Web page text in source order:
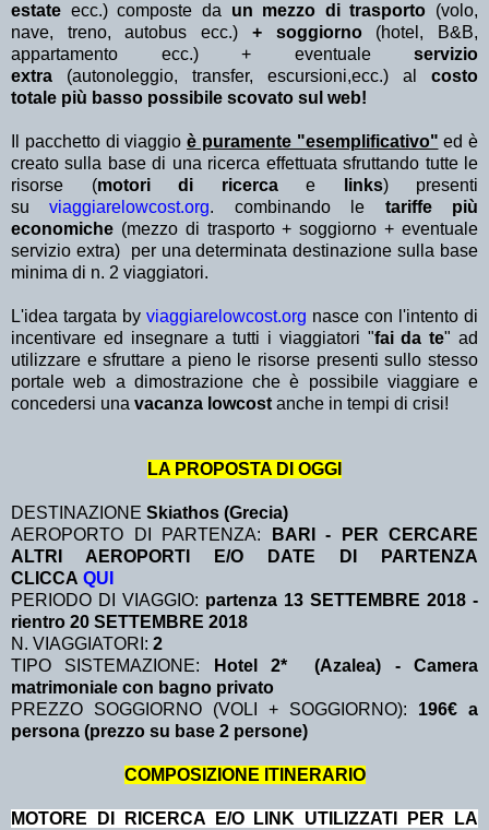
estate ecc.) composte da un mezzo di trasporto (volo,
nave, treno, autobus ecc.) + soggiorno(hotel, B&B,
appartamento ecc.) + eventuale servizio
extra (autonoleggio, transfer, escursioni,ecc.) al costo
totale più basso possibile scovato sul web!
Il pacchetto di viaggio è puramente "esemplificativo" ed è
creato sulla base di una ricerca effettuata sfruttando tutte le
risorse (motori di ricerca e links) presenti
suviaggiarelowcost.org. combinando le tariffe più
economiche (mezzo di trasporto + soggiorno + eventuale
servizio extra)
per una determinata destinazione sulla base
minima di n. 2 viaggiatori.
L'idea targata by viaggiarelowcost.org nasce con l'intento di
incentivare ed insegnare a tutti i viaggiatori "fai da te" ad
utilizzare e sfruttare a pieno le risorse presenti sullo stesso
portale web a dimostrazione che è possibile viaggiare e
concedersi una vacanza lowcost anche in tempi di crisi!
LA PROPOSTA DI OGGI
DESTINAZIONE Skiathos (Grecia)
AEROPORTO DI PARTENZA:
BARI - PER CERCARE
ALTRI AEROPORTI E/O DATE DI PARTENZA
CLICCA QUI
PERIODO DI VIAGGIO: partenza 13 SETTEMBRE 2018 -
rientro 20 SETTEMBRE 2018
N. VIAGGIATORI: 2
TIPO SISTEMAZIONE:
Hotel 2* (Azalea) - Camera
matrimoniale con bagno privato
PREZZO SOGGIORNO (VOLI + SOGGIORNO): 196€ a
persona (prezzo su base 2 persone)
COMPOSIZIONE ITINERARIO
MOTORE DI RICERCA E/O LINK UTILIZZATI PER LA